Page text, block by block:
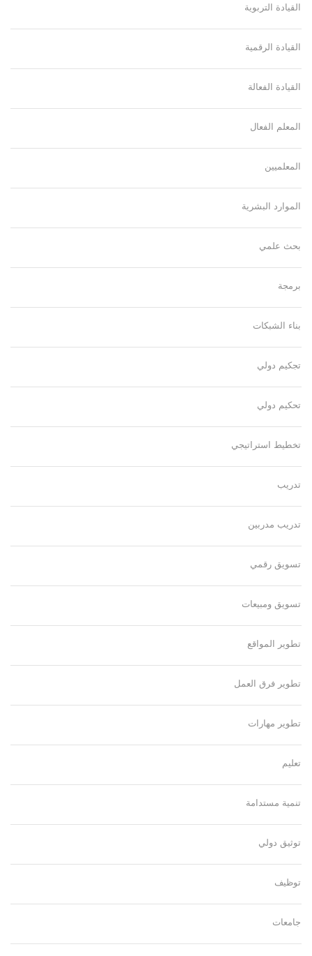
القيادة التربوية
القيادة الرقمية
القيادة الفعالة
المعلم الفعال
المعلميين
الموارد البشرية
بحث علمي
برمجة
بناء الشبكات
تجكيم دولي
تحكيم دولي
تخطيط استراتيجي
تدريب
تدريب مدربين
تسويق رقمي
تسويق ومبيعات
تطوير المواقع
تطوير فرق العمل
تطوير مهارات
تعليم
تنمية مستدامة
توثيق دولي
توظيف
جامعات